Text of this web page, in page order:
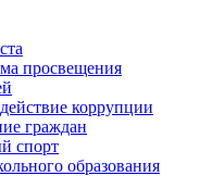
просвещения
коррупции
граждан
спорт
образования